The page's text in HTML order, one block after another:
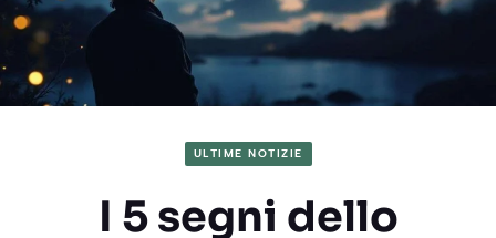
ULTIME NOTIZIE
I 5 segni dello